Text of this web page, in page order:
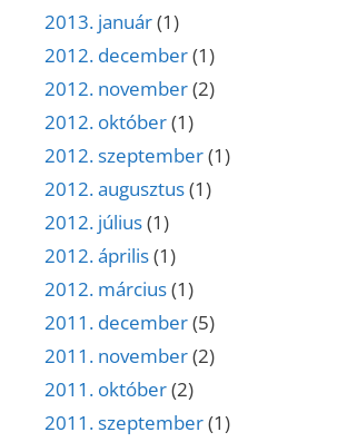
2013. január(1)
2012. december(1)
2012. november(2)
2012. október(1)
2012. szeptember(1)
2012. augusztus(1)
2012. július(1)
2012. április(1)
2012. március(1)
2011. december(5)
2011. november(2)
2011. október(2)
2011. szeptember(1)